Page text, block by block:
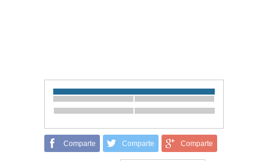
Comparte Comparte Comparte